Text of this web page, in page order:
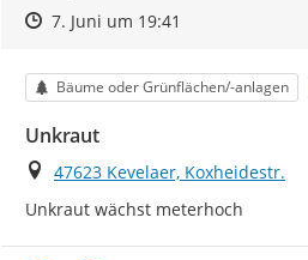
Zeitpunkt des Erstellens
Zeitpunkt des Erstellens
7. Juni um 19:41
Kategorie
Bäume oder Grünflächen/-anlagen
Unkraut
Ort
47623 Kevelaer, Koxheidestr.
Unkraut wächst meterhoch